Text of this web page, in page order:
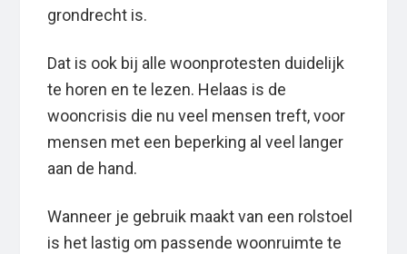
grondrecht is.
Dat is ook bij alle woonprotesten duidelijk
te horen en te lezen. Helaas is de
wooncrisis die nu veel mensen treft, voor
mensen met een beperking al veel langer
aan de hand.
Wanneer je gebruik maakt van een rolstoel
is het lastig om passende woonruimte te